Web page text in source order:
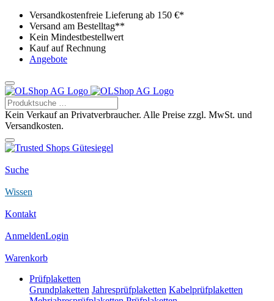
Versandkostenfreie Lieferung ab 150 €*
Versand am Bestelltag**
Kein Mindestbestellwert
Kauf auf Rechnung
Angebote
Kein Verkauf an Privatverbraucher. Alle Preise zzgl. MwSt. und
Versandkosten.
Suche
Wissen
Kontakt
AnmeldenLogin
Warenkorb
Prüfplaketten
Grundplaketten Jahresprüfplaketten Kabelprüfplaketten